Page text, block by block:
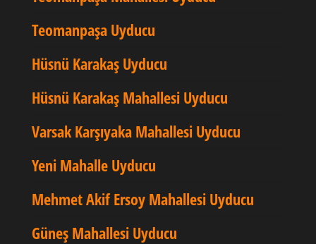
Teomanpaşa Uyducu
Hüsnü Karakaş Uyducu
Hüsnü Karakaş Mahallesi Uyducu
Varsak Karşıyaka Mahallesi Uyducu
Yeni Mahalle Uyducu
Mehmet Akif Ersoy Mahallesi Uyducu
Güneş Mahallesi Uyducu